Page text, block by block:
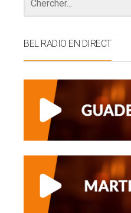
BEL RADIO EN DIRECT